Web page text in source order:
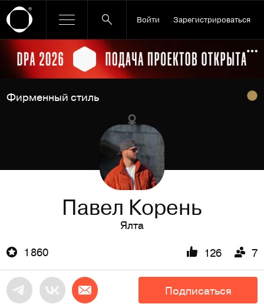
Войти Зарегистрироваться
Ссылка баннера
Фирменный стиль
Павел Корень
Ялта
1 860
126 7
Подписаться